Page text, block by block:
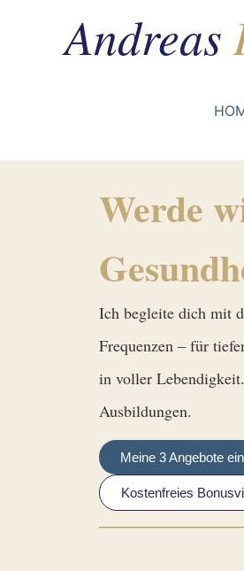
Werde
Ich begleite dich mit
Frequenzen – für
in voller
Ausbildungen.
Meine 3 Angebote
Kostenfreies